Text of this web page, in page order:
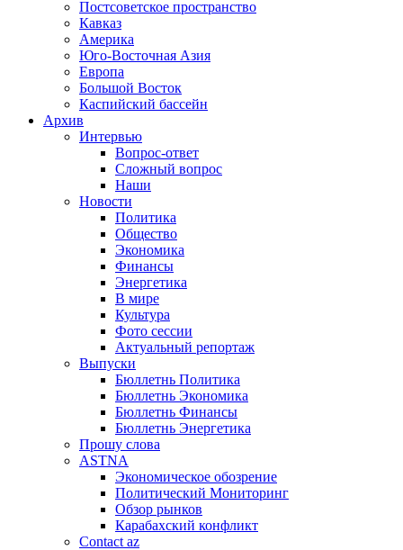
Постсоветское пространство
Кавказ
Америка
Юго-Восточная Азия
Европа
Большой Восток
Каспийский бассейн
Архив
Интервью
Вопрос-ответ
Сложный вопрос
Наши
Новости
Политика
Общество
Экономика
Финансы
Энергетика
В мире
Культура
Фото сессии
Актуальный репортаж
Выпуски
Бюллетнь Политика
Бюллетнь Экономика
Бюллетнь Финансы
Бюллетнь Энергетика
Прошу слова
ASTNA
Экономическое обозрение
Политический Мониторинг
Обзор рынков
Карабахский конфликт
Contact az